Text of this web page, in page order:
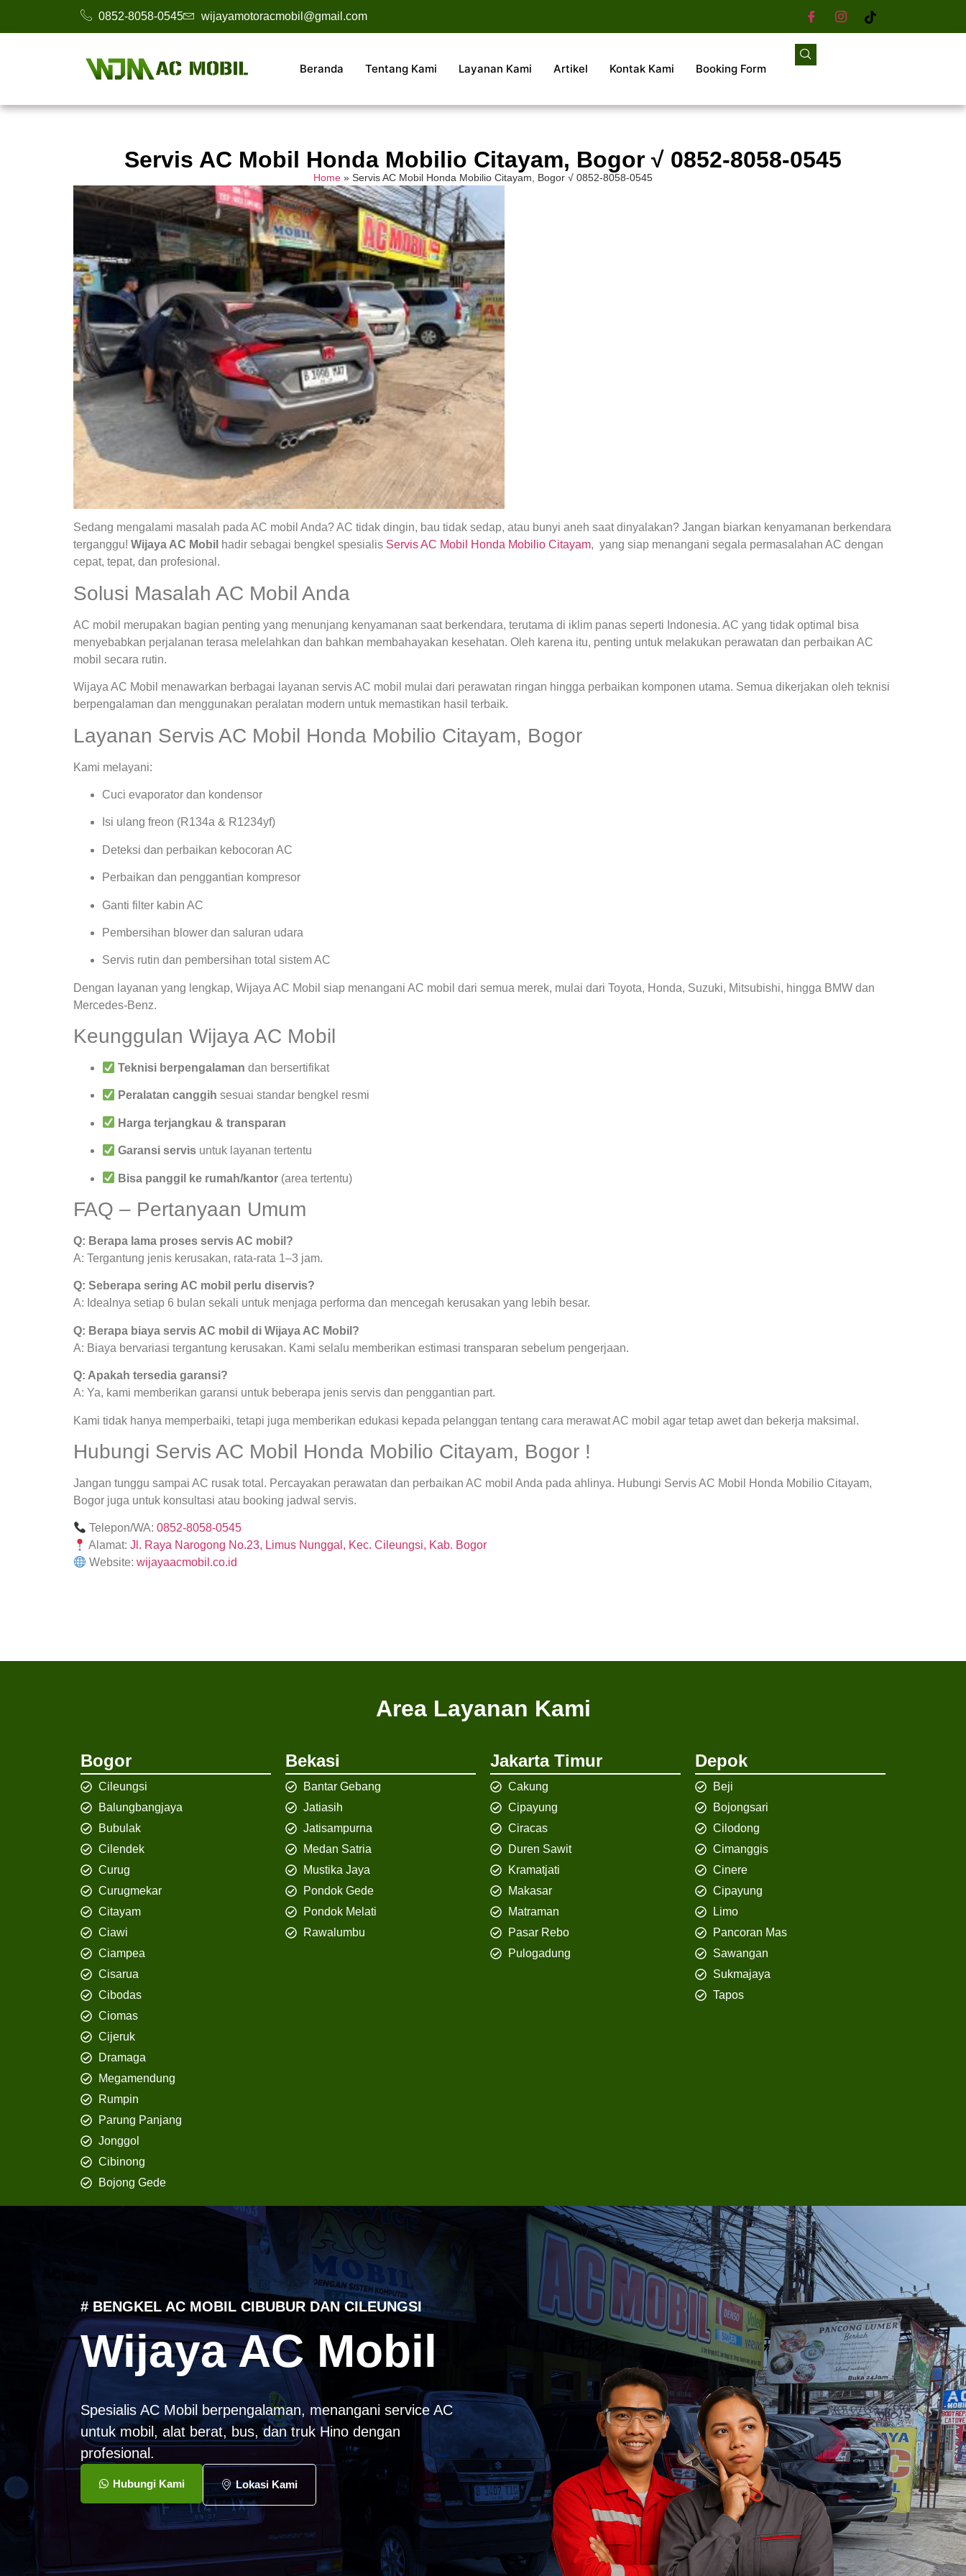
0852-8058-0545 wijayamotoracmobil@gmail.com
Beranda Tentang Kami Layanan Kami Artikel Kontak Kami Booking Form
Servis AC Mobil Honda Mobilio Citayam, Bogor √ 0852-8058-0545
Home » Servis AC Mobil Honda Mobilio Citayam, Bogor √ 0852-8058-0545
Sedang mengalami masalah pada AC mobil Anda? AC tidak dingin, bau tidak sedap, atau bunyi aneh saat dinyalakan? Jangan biarkan kenyamanan berkendara
terganggu! Wijaya AC Mobil hadir sebagai bengkel spesialis Servis AC Mobil Honda Mobilio Citayam, yang siap menangani segala permasalahan AC dengan
cepat, tepat, dan profesional.
Solusi Masalah AC Mobil Anda
AC mobil merupakan bagian penting yang menunjang kenyamanan saat berkendara, terutama di iklim panas seperti Indonesia. AC yang tidak optimal bisa
menyebabkan perjalanan terasa melelahkan dan bahkan membahayakan kesehatan. Oleh karena itu, penting untuk melakukan perawatan dan perbaikan AC
mobil secara rutin.
Wijaya AC Mobil menawarkan berbagai layanan servis AC mobil mulai dari perawatan ringan hingga perbaikan komponen utama. Semua dikerjakan oleh teknisi
berpengalaman dan menggunakan peralatan modern untuk memastikan hasil terbaik.
Layanan Servis AC Mobil Honda Mobilio Citayam, Bogor
Kami melayani:
Cuci evaporator dan kondensor
Isi ulang freon (R134a & R1234yf)
Deteksi dan perbaikan kebocoran AC
Perbaikan dan penggantian kompresor
Ganti filter kabin AC
Pembersihan blower dan saluran udara
Servis rutin dan pembersihan total sistem AC
Dengan layanan yang lengkap, Wijaya AC Mobil siap menangani AC mobil dari semua merek, mulai dari Toyota, Honda, Suzuki, Mitsubishi, hingga BMW dan
Mercedes-Benz.
Keunggulan Wijaya AC Mobil
Teknisi berpengalaman dan bersertifikat
Peralatan canggih sesuai standar bengkel resmi
Harga terjangkau & transparan
Garansi servis untuk layanan tertentu
Bisa panggil ke rumah/kantor (area tertentu)
FAQ – Pertanyaan Umum
Q: Berapa lama proses servis AC mobil?
A: Tergantung jenis kerusakan, rata-rata 1–3 jam.
Q: Seberapa sering AC mobil perlu diservis?
A: Idealnya setiap 6 bulan sekali untuk menjaga performa dan mencegah kerusakan yang lebih besar.
Q: Berapa biaya servis AC mobil di Wijaya AC Mobil?
A: Biaya bervariasi tergantung kerusakan. Kami selalu memberikan estimasi transparan sebelum pengerjaan.
Q: Apakah tersedia garansi?
A: Ya, kami memberikan garansi untuk beberapa jenis servis dan penggantian part.
Kami tidak hanya memperbaiki, tetapi juga memberikan edukasi kepada pelanggan tentang cara merawat AC mobil agar tetap awet dan bekerja maksimal.
Hubungi Servis AC Mobil Honda Mobilio Citayam, Bogor !
Jangan tunggu sampai AC rusak total. Percayakan perawatan dan perbaikan AC mobil Anda pada ahlinya. Hubungi Servis AC Mobil Honda Mobilio Citayam,
Bogor juga untuk konsultasi atau booking jadwal servis.
Telepon/WA:0852-8058-0545
Alamat:Jl. Raya Narogong No.23, Limus Nunggal, Kec. Cileungsi, Kab. Bogor
Website:wijayaacmobil.co.id
Area Layanan Kami
Bogor
Cileungsi
Balungbangjaya
Bubulak
Cilendek
Curug
Curugmekar
Citayam
Ciawi
Ciampea
Cisarua
Cibodas
Ciomas
Cijeruk
Dramaga
Megamendung
Rumpin
Parung Panjang
Jonggol
Cibinong
Bojong Gede
Bekasi
Bantar Gebang
Jatiasih
Jatisampurna
Medan Satria
Mustika Jaya
Pondok Gede
Pondok Melati
Rawalumbu
Jakarta Timur
Cakung
Cipayung
Ciracas
Duren Sawit
Kramatjati
Makasar
Matraman
Pasar Rebo
Pulogadung
Depok
Beji
Bojongsari
Cilodong
Cimanggis
Cinere
Cipayung
Limo
Pancoran Mas
Sawangan
Sukmajaya
Tapos
# BENGKEL AC MOBIL CIBUBUR DAN CILEUNGSI
Wijaya AC Mobil
Spesialis AC Mobil berpengalaman, menangani service AC
untuk mobil, alat berat, bus, dan truk Hino dengan
profesional.
Hubungi Kami Lokasi Kami